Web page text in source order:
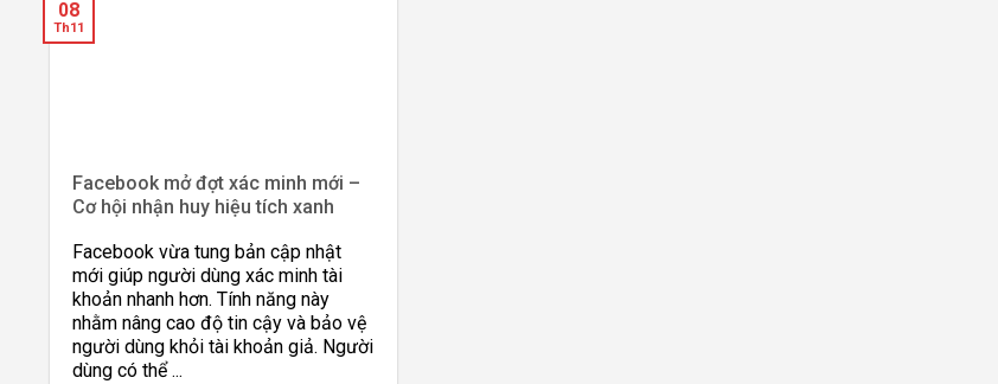
Facebook mở đợt xác minh mới –
Cơ hội nhận huy hiệu tích xanh
Facebook vừa tung bản cập nhật
mới giúp người dùng xác minh tài
khoản nhanh hơn. Tính năng này
nhằm nâng cao độ tin cậy và bảo vệ
người dùng khỏi tài khoản giả. Người
dùng có thể ...
08
Th11